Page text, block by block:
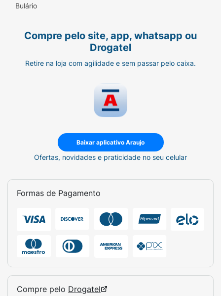
Bulário
Compre pelo site, app, whatsapp ou
Drogatel
Retire na loja com agilidade e sem passar pelo caixa.
Baixar aplicativo Araujo
Ofertas, novidades e praticidade no seu celular
Formas de Pagamento
Compre pelo Drogatel